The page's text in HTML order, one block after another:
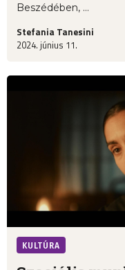
Beszédében, ...
Stefania Tanesini
2024. június 11.
KULTÚRA